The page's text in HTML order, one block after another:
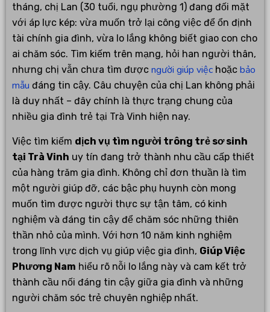
tháng, chị Lan (30 tuổi, ngụ phường 1) đang đối mặt
với áp lực kép: vừa muốn trở lại công việc để ổn định
tài chính gia đình, vừa lo lắng không biết giao con cho
ai chăm sóc. Tìm kiếm trên mạng, hỏi han người thân,
nhưng chị vẫn chưa tìm được người giúp việc hoặc bảo
mẫu đáng tin cậy. Câu chuyện của chị Lan không phải
là duy nhất – đây chính là thực trạng chung của
nhiều gia đình trẻ tại Trà Vinh hiện nay.
Việc tìm kiếm dịch vụ tìm người trông trẻ sơ sinh
tại Trà Vinh uy tín đang trở thành nhu cầu cấp thiết
của hàng trăm gia đình. Không chỉ đơn thuần là tìm
một người giúp đỡ, các bậc phụ huynh còn mong
muốn tìm được người thực sự tận tâm, có kinh
nghiệm và đáng tin cậy để chăm sóc những thiên
thần nhỏ của mình. Với hơn 10 năm kinh nghiệm
trong lĩnh vực dịch vụ giúp việc gia đình, Giúp Việc
Phương Nam hiểu rõ nỗi lo lắng này và cam kết trở
thành cầu nối đáng tin cậy giữa gia đình và những
người chăm sóc trẻ chuyên nghiệp nhất.